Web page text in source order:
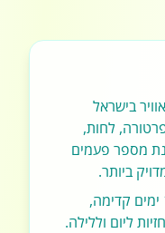
בישראל
לחות,
מספר פעמים
ביותר.
באתר תוכלו למצוא תחזית לעד 14 ימים קדימה,
ליום וללילה.